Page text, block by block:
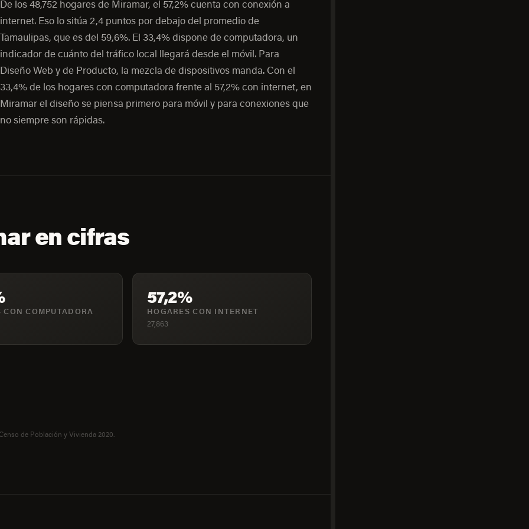
De los 48,752 hogares de Miramar, el 57,2% cuenta con conexión a
internet. Eso lo sitúa 2,4 puntos por debajo del promedio de
Tamaulipas, que es del 59,6%. El 33,4% dispone de computadora, un
indicador de cuánto del tráfico local llegará desde el móvil. Para
Diseño Web y de Producto, la mezcla de dispositivos manda. Con el
33,4% de los hogares con computadora frente al 57,2% con internet, en
Miramar el diseño se piensa primero para móvil y para conexiones que
no siempre son rápidas.
en cifras
CON COMPUTADORA
57,2%
HOGARES CON INTERNET
27,863
de Población y Vivienda 2020.